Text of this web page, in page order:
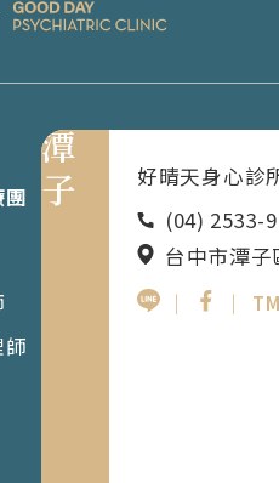
潭子
好晴天身心診
(04) 2533-
台中市潭
｜
｜